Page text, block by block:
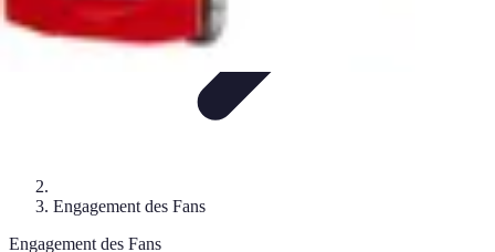
Engagement des Fans
Engagement des Fans